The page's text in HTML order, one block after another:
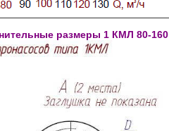
размеры 1 КМЛ 80-160